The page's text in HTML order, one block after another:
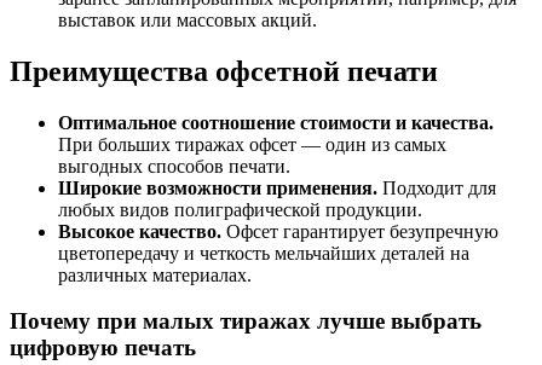
выставок или массовых акций.
Преимущества офсетной печати
Оптимальное соотношение стоимости и качества.
При больших тиражах офсет — один из самых
выгодных способов печати.
Широкие возможности применения. Подходит для
любых видов полиграфической продукции.
Высокое качество. Офсет гарантирует безупречную
цветопередачу и четкость мельчайших деталей на
различных материалах.
Почему при малых тиражах лучше выбрать
цифровую печать